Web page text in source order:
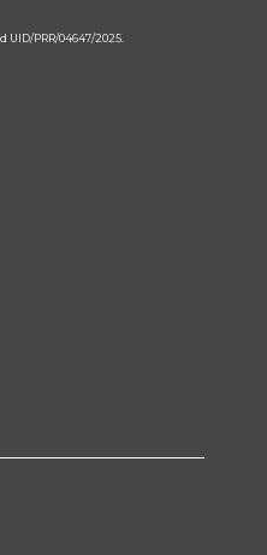
PRR/04647/2025.